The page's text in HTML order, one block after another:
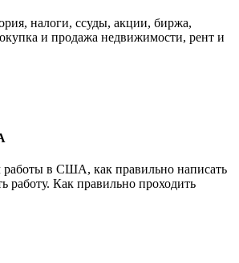
налоги, ссуды, акции, биржa,
и продажа недвижимости, рент и
в США, как правильно написать
работу. Как правильно проходить